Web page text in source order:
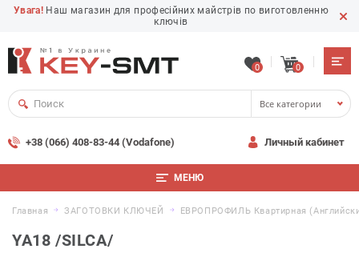
Увага! Наш магазин для професійних майстрів по виготовленню
ключів
0 0
Все категории
+38 (066) 408-83-44 (Vodafone) Личный кабинет
МЕНЮ
Главная ЗАГОТОВКИ КЛЮЧЕЙ ЕВРОПРОФИЛЬ Квартирная
YA18 /SILCA/